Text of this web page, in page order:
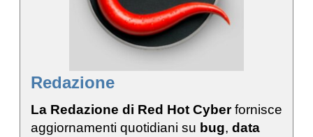
Redazione
La Redazione di Red Hot Cyberfornisce
aggiornamenti quotidiani su bug, data